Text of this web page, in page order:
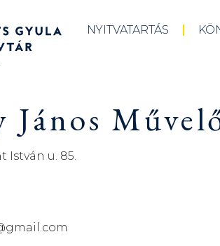
NYITVATARTÁS
János
István u. 85.